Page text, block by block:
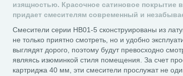
изящностью. Красочное сатиновое покрытие
придает смесителям современный и
Смесители серии HB01-5 сконструированы из
не только приятно смотреть, но и удобно
выглядят дорого, поэтому будут превосходно
являясь изюминкой стиля помещения. За счет
картриджа 40 мм, эти смесители прослужат не